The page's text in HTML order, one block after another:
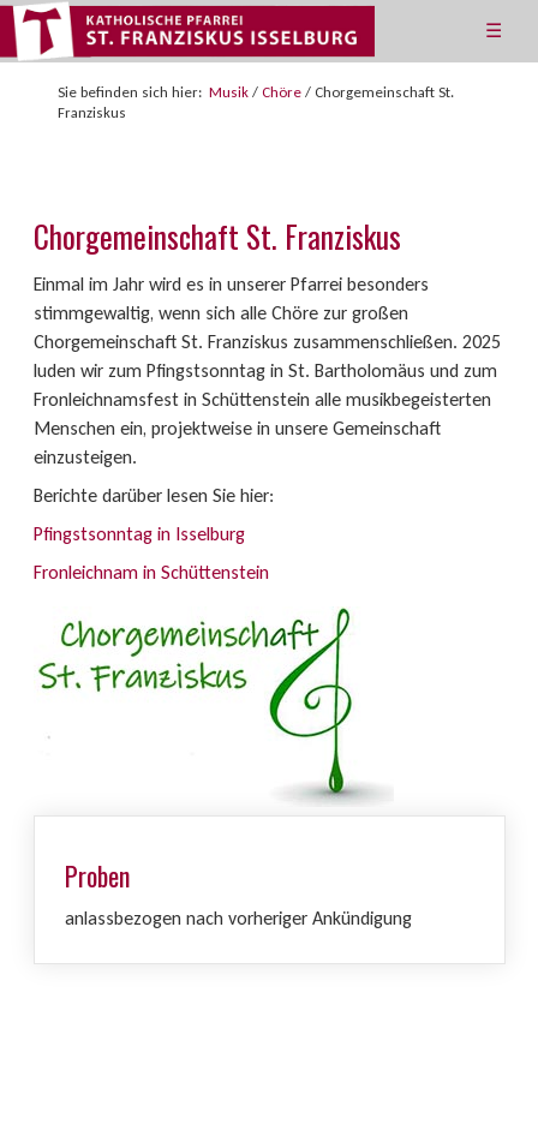
☰
Sie befinden sich hier: Musik / Chöre / Chorgemeinschaft St.
Franziskus
Chorgemeinschaft St. Franziskus
Einmal im Jahr wird es in unserer Pfarrei besonders
stimmgewaltig, wenn sich alle Chöre zur großen
Chorgemeinschaft St. Franziskus zusammenschließen. 2025
luden wir zum Pfingstsonntag in St. Bartholomäus und zum
Fronleichnamsfest in Schüttenstein alle musikbegeisterten
Menschen ein, projektweise in unsere Gemeinschaft
einzusteigen.
Berichte darüber lesen Sie hier:
Pfingstsonntag in Isselburg
Fronleichnam in Schüttenstein
Proben
anlassbezogen nach vorheriger Ankündigung